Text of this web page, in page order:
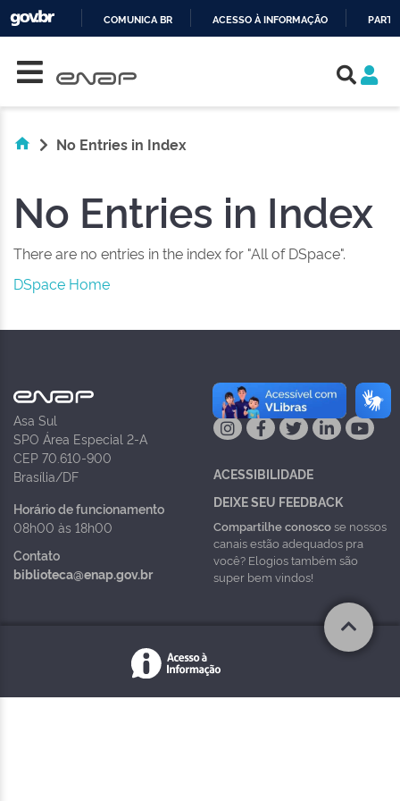
COMUNICA BR ACESSO À INFORMAÇÃO
No Entries in Index
No Entries in Index
There are no entries in the index for "All of DSpace".
DSpace Home
Asa Sul
SPO Área Especial 2-A
CEP 70.610-900
Brasília/DF
Horário de funcionamento
08h00 às 18h00
Contato
biblioteca@enap.gov.br
NAS REDES
ACESSIBILIDADE
DEIXE SEU FEEDBACK
Compartilhe conoscose nossos
canais estão adequados pra
você? Elogios também são
super bem vindos!